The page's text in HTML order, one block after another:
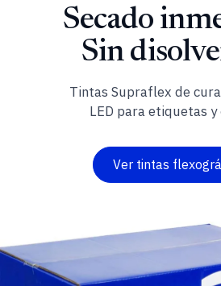
Secado
Sin
Tintas Supraflex de
LED para etiquetas y
Ver tintas